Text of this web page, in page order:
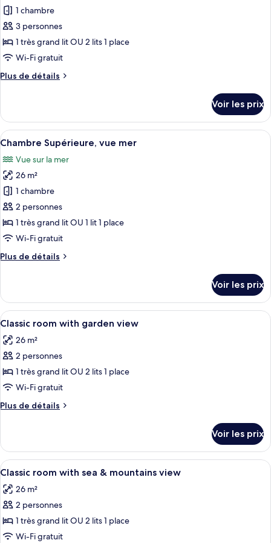
Panoramique
Baie
de
Calvi
pour
ce
type
de
chambre :
Confort
&
Montagnes
1 chambre
3 personnes
1 très grand lit OU 2 lits 1 place
Wi-Fi gratuit
Plus de détails
Plus
le
type
de
Confort
vue
Mer
&
Montagnes
Voir les prix
Afficher
toutes
les
photos
pour
ce
type
de
chambre :
Chambre
mer
Une chambre d’hôtel comprenant
6
Chambre Supérieure, vue mer
Vue sur la mer
26 m²
1 chambre
2 personnes
1 très grand lit OU 1 lit 1 place
Wi-Fi gratuit
Plus de détails
Plus
le
type
de
Chambre
Supérieure,
mer
Voir les prix
Afficher
toutes
les
photos
pour
ce
type
de
Classic
room
with
garden
view
Une chambre d’hôtel avec un lit,
11
Classic room with garden view
26 m²
2 personnes
1 très grand lit OU 2 lits 1 place
Wi-Fi gratuit
Plus de détails
Plus
le
type
de
Classic
room
garden
view
Voir les prix
Afficher
toutes
les
photos
pour
ce
Une chambre d’hôtel avec un
10
Classic room with sea & mountains view
26 m²
2 personnes
1 très grand lit OU 2 lits 1 place
Wi-Fi gratuit